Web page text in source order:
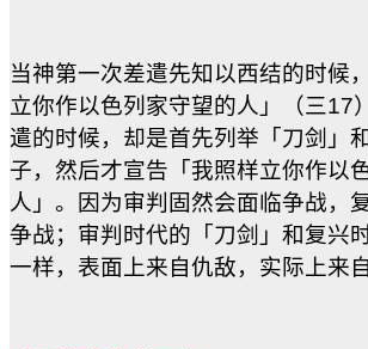
当神第一次差遣先知以西结的时候
立你作以色列家守望的人」（三17
遣的时候，却是首先列举「刀剑」
子，然后才宣告「我照样立你作以
人」。因为审判固然会面临争战，
争战；审判时代的「刀剑」和复兴
一样，表面上来自仇敌，实际上来